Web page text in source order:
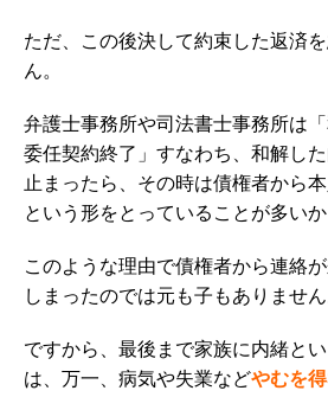
ただ、この後決して約束した返済
ん。
弁護士事務所や司法書士事務所は
委任契約終了」すなわち、和解し
止まったら、その時は債権者から
という形をとっていることが多いか
このような理由で債権者から連絡
しまったのでは元も子もありません
ですから、最後まで家族に内緒と
は、万一、病気や失業などやむを